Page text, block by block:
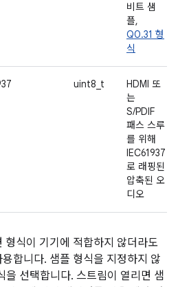
비트 샘
플,
Q0.31 형
식
uint8_t
HDMI 또
는
S/PDIF
패스 스루
를 위해
IEC61937
로 래핑된
압축된 오
디오
형식이 기기에 적합하지 않더라도
합니다. 샘플 형식을 지정하지 않
을 선택합니다. 스트림이 열리면 샘